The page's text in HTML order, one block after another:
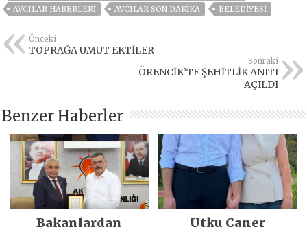
AVCILAR HABERLERI
AVCILAR SON DAKIKA BELEDİYESİ
Önceki
TOPRAĞA UMUT EKTİLER
Sonraki
ÖRENCİK’TE ŞEHİTLİK ANITI
AÇILDI
Benzer Haberler
Bakanlardan
Utku Caner